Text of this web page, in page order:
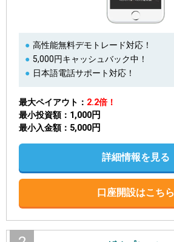
高性能無料デモトレード対応！
5,000円キャッシュバック中！
日本語電話サポート対応！
最大ペイアウト
2.2倍！
最小投資額
1,000円
最小入金額 5,000円
詳細情報を見る
口座開設はこちら